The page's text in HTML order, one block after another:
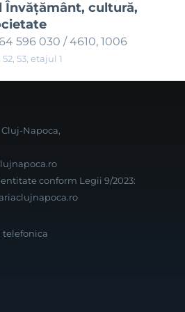
cultură,
596 030 / 4610, 1006
53, etajul 1
Napoca,
conform Legii 9/2023:
telefonica